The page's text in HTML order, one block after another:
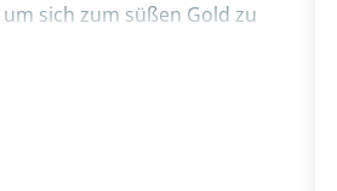
sich zum süßen Gold zu
bitte zunächst probieren,